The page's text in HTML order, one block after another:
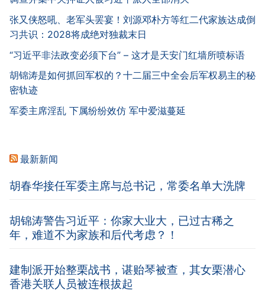
张又侠怒吼、老军头罢宴！刘源邓朴方等红二代家族达成倒
习共识：2028将成绝对独裁末日
“习近平非法政变必须下台” – 这才是天安门红墙所喷标语
胡锦涛是如何抓回军权的？十二届三中全会后军权易主的秘
密轨迹
军委主席淫乱 下属纷纷效仿 军中爱滋蔓延
最新新闻
胡春华接任军委主席与总书记，常委名单大洗牌
胡锦涛警告习近平：你家大业大，已过古稀之
年，难道不为家族和后代考虑？！
建制派开始整栗战书，谌贻琴被查，其女栗潜心
香港关联人员被连根拔起